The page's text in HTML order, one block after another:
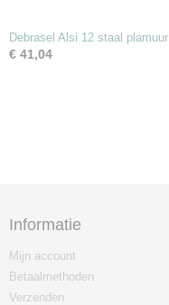
Debrasel Alsi 12 staal plamuur
€ 41,04
Informatie
Mijn account
Betaalmethoden
Verzenden